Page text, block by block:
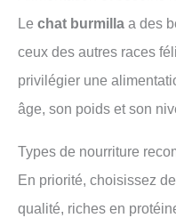
Le chat burmilla a des
ceux des autres races
privilégier une
âge, son poids et son
Types de nourriture
En priorité, choisissez
qualité, riches en